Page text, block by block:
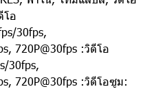
โอ
30fps,
720P@30fps :วิดีโอ
30fps,
720P@30fps :วิดีโอซูม: